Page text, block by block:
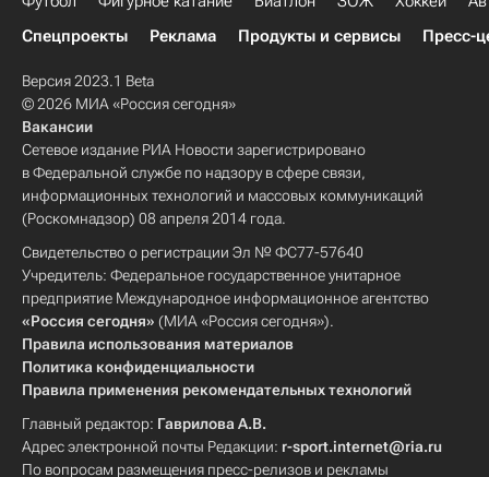
Спецпроекты
Реклама Продукты и сервисы Пресс-
Версия 2023.1 Beta
© 2026 МИА «Россия сегодня»
Вакансии
Сетевое издание РИА Новости зарегистрировано
в Федеральной службе по надзору в сфере связи,
информационных технологий и массовых коммуникаций
(Роскомнадзор) 08 апреля 2014 года.
Свидетельство о регистрации Эл № ФС77-57640
Учредитель: Федеральное государственное унитарное
предприятие Международное информационное агентство
«Россия сегодня» (МИА «Россия сегодня»).
Правила использования материалов
Политика конфиденциальности
Правила применения рекомендательных технологий
Главный редактор: Гаврилова А.В.
Адрес электронной почты Редакции: r-sport.internet@ria.ru
По вопросам размещения пресс-релизов и рекламы